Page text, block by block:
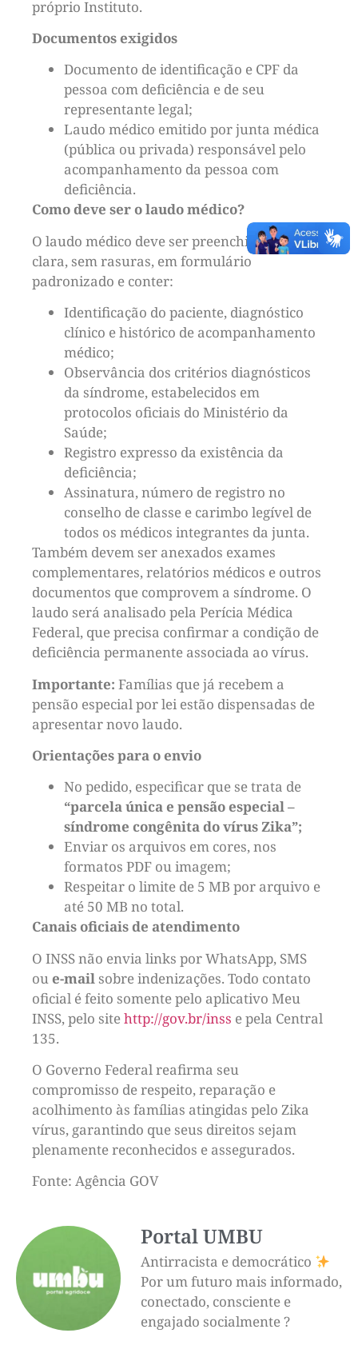
próprio Instituto.
Documentos exigidos
Documento de identificação e CPF da
pessoa com deficiência e de seu
representante legal;
Laudo médico emitido por junta médica
(pública ou privada) responsável pelo
acompanhamento da pessoa com
deficiência.
Como deve ser o laudo médico?
O laudo médico deve ser preenchido de forma
clara, sem rasuras, em formulário
padronizado e conter:
Identificação do paciente, diagnóstico
clínico e histórico de acompanhamento
médico;
Observância dos critérios diagnósticos
da síndrome, estabelecidos em
protocolos oficiais do Ministério da
Saúde;
Registro expresso da existência da
deficiência;
Assinatura, número de registro no
conselho de classe e carimbo legível de
todos os médicos integrantes da junta.
Também devem ser anexados exames
complementares, relatórios médicos e outros
documentos que comprovem a síndrome. O
laudo será analisado pela Perícia Médica
Federal, que precisa confirmar a condição de
deficiência permanente associada ao vírus.
Importante: Famílias que já recebem a
pensão especial por lei estão dispensadas de
apresentar novo laudo.
Orientações para o envio
No pedido, especificar que se trata de
“parcela única e pensão especial –
síndrome congênita do vírus Zika”;
Enviar os arquivos em cores, nos
formatos PDF ou imagem;
Respeitar o limite de 5 MB por arquivo e
até 50 MB no total.
Canais oficiais de atendimento
O INSS não envia links por WhatsApp, SMS
oue-mailsobre indenizações. Todo contato
oficial é feito somente pelo aplicativo Meu
INSS, pelo sitehttp://gov.br/inss e pela Central
135.
O Governo Federal reafirma seu
compromisso de respeito, reparação e
acolhimento às famílias atingidas pelo Zika
vírus, garantindo que seus direitos sejam
plenamente reconhecidos e assegurados.
Fonte: Agência GOV
Portal UMBU
Antirracista e democrático
Por um futuro mais informado,
conectado, consciente e
engajado socialmente ?